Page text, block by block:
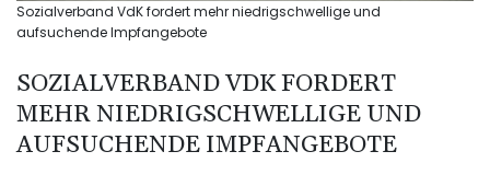
Sozialverband VdK fordert mehr niedrigschwellige und
aufsuchende Impfangebote
SOZIALVERBAND VDK FORDERT
MEHR NIEDRIGSCHWELLIGE UND
AUFSUCHENDE IMPFANGEBOTE